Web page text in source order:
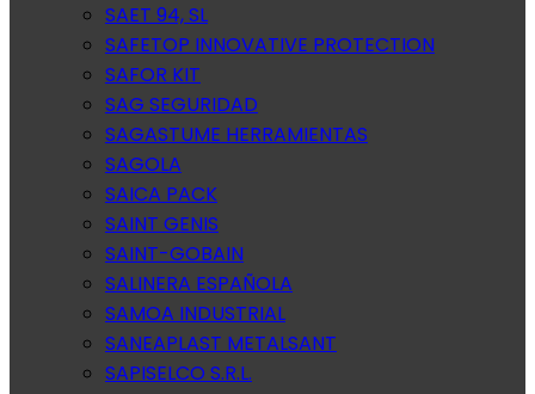
SAET 94, SL
SAFETOP INNOVATIVE PROTECTION
SAFOR KIT
SAG SEGURIDAD
SAGASTUME HERRAMIENTAS
SAGOLA
SAICA PACK
SAINT GENIS
SAINT-GOBAIN
SALINERA ESPAÑOLA
SAMOA INDUSTRIAL
SANEAPLAST METALSANT
SAPISELCO S.R.L.